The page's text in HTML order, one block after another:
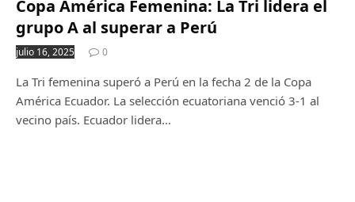
Copa América Femenina: La Tri lidera el
grupo A al superar a Perú
julio 16, 2025 0
La Tri femenina superó a Perú en la fecha 2 de la Copa
América Ecuador. La selección ecuatoriana venció 3-1 al
vecino país. Ecuador lidera…